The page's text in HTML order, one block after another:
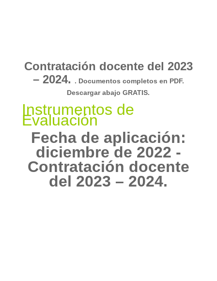
Contratación docente del 2023
– 2024.
. Documentos completos en PDF.
Descargar abajo GRATIS.
Instrumentos de
Evaluación
Fecha de aplicación:
diciembre de 2022 -
Contratación docente
del 2023 – 2024.